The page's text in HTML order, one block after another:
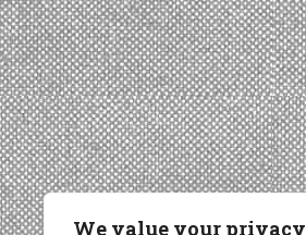
We value your privacy